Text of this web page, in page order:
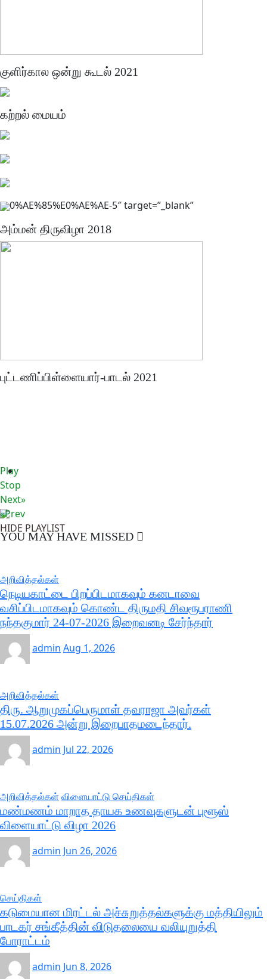
குளிர்கால ஒன்று கூடல் 2021
கற்றல் மையம்
0%AE%85%E0%AE%AE-5″ target=”_blank”
அம்மன் திருவிழா 2018
புட்டணிப்பிள்ளையார்-பாடல் 2021
Play
Stop
Next»
«Prev
HIDE PLAYLIST
YOU MAY HAVE MISSED
அறிவித்தல்கள்
நெடியகாட்டை பிறப்பிடமாகவும் கனடாவை
வசிப்பிடமாகவும் கொண்ட திருமதி சிவரூபராணி
நந்தகுமார் 24-07-2026 இறைவனடி சேர்ந்தார்
admin Aug 1, 2026
அறிவித்தல்கள்
திரு. ஆறுமுகப்பெருமாள் தவராஜா அவர்கள்
15.07.2026 அன்று இறைபாதமடைந்தார்.
admin Jul 22, 2026
அறிவித்தல்கள் விளையாட்டு செய்திகள்
மண்மணம் மாறாத தாயக உணவுகளுடன் புளூஸ்
விளையாட்டு விழா 2026
admin Jun 26, 2026
செய்திகள்
கடுமையான மிரட்டல் அச்சுறுத்தல்களுக்கு மத்தியிலும்
பாடகர் சங்கீத்தின் விடுதலையை வலியுறுத்தி
போராட்டம்
admin Jun 8, 2026